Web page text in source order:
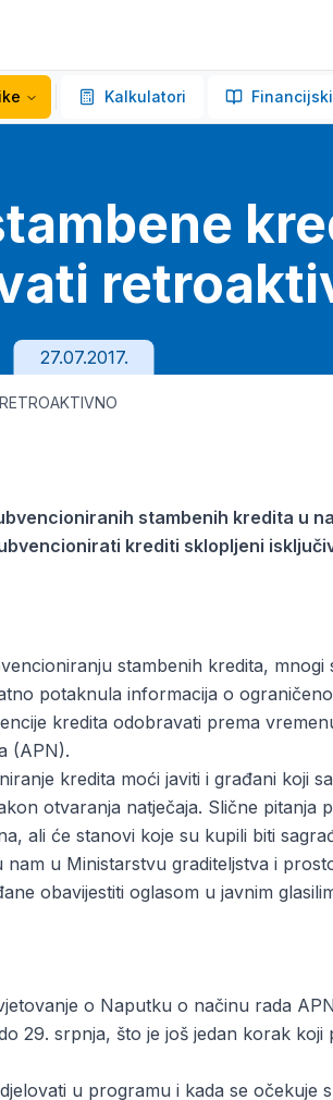
Kalkulatori
27.07.2017.
stambenih kredita u
krediti sklopljeni
stambenih kredita,
potaknula informacija o
kredita odobravati prema
(APN).
kredita moći javiti i građani koji
otvaranja natječaja. Slične pitanja
ali će stanovi koje su kupili biti
u Ministarstvu graditeljstva i
obavijestiti oglasom u javnim
o Naputku o načinu rada
29. srpnja, što je još jedan korak
u programu i kada se očekuje